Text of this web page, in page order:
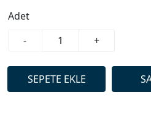
Adet
-
+